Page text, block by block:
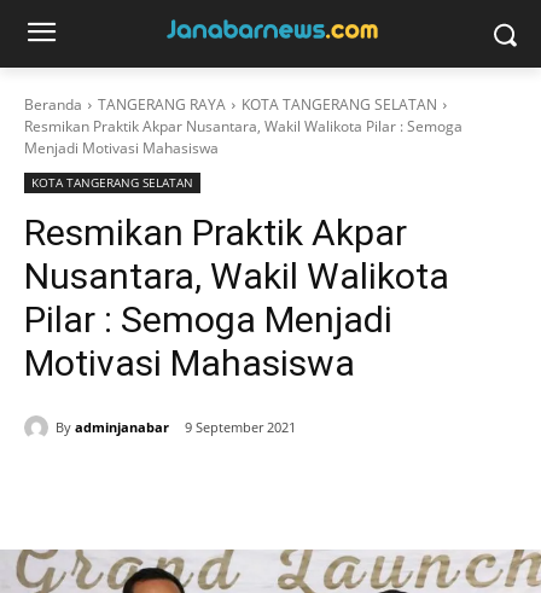
Beranda TANGERANG RAYA
KOTA TANGERANG SELATAN
Resmikan Praktik Akpar Nusantara, Wakil Walikota Pilar : Semoga
Menjadi Motivasi Mahasiswa
KOTA TANGERANG SELATAN
Resmikan Praktik Akpar
Nusantara, Wakil Walikota
Pilar : Semoga Menjadi
Motivasi Mahasiswa
By adminjanabar 9 September 2021